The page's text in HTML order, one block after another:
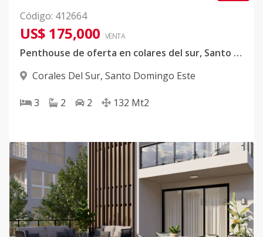
Código: 412664
US$ 175,000 VENTA
Penthouse de oferta en colares del sur, Santo Domingo este.
Corales Del Sur, Santo Domingo Este
3 2 2 132 Mt2